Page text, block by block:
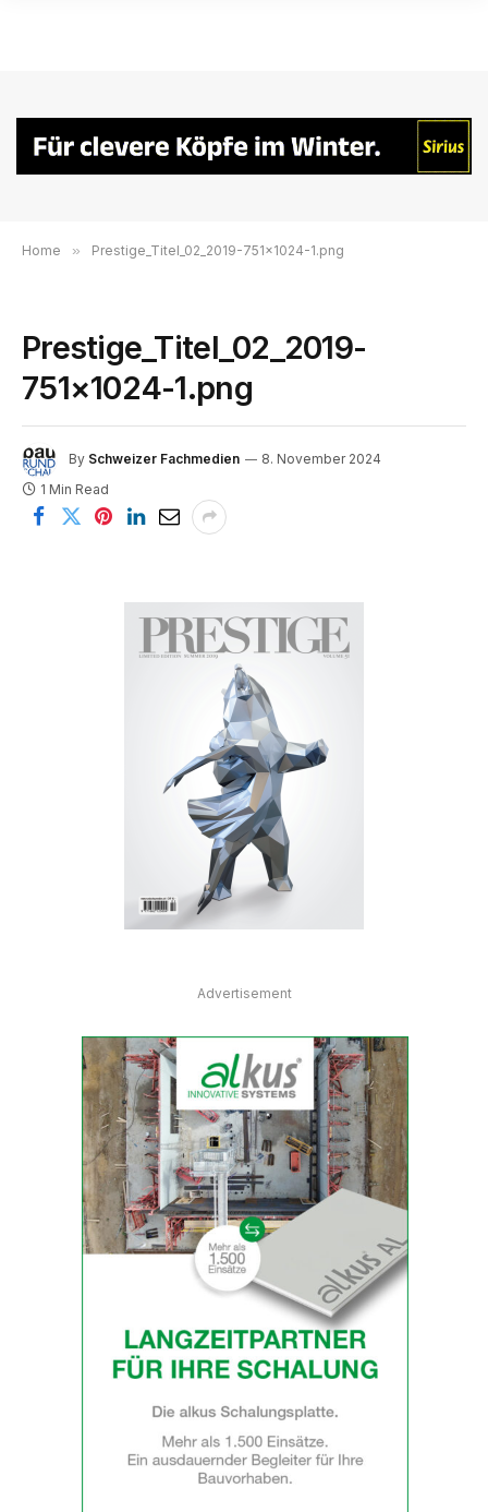
Home » Prestige_Titel_02_2019-751×1024-1.png
Prestige_Titel_02_2019-
751×1024-1.png
By Schweizer Fachmedien
8. November 2024
1 Min Read
Advertisement